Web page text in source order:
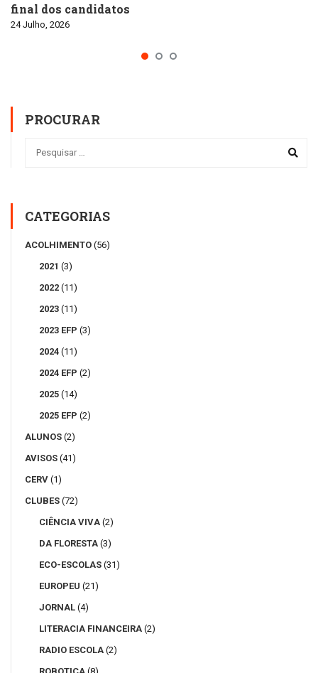
final dos candidatos
24 Julho, 2026
PROCURAR
CATEGORIAS
ACOLHIMENTO (56)
2021 (3)
2022 (11)
2023 (11)
2023 EFP (3)
2024 (11)
2024 EFP (2)
2025 (14)
2025 EFP (2)
ALUNOS (2)
AVISOS (41)
CERV (1)
CLUBES (72)
CIÊNCIA VIVA (2)
DA FLORESTA (3)
ECO-ESCOLAS (31)
EUROPEU (21)
JORNAL (4)
LITERACIA FINANCEIRA (2)
RADIO ESCOLA (2)